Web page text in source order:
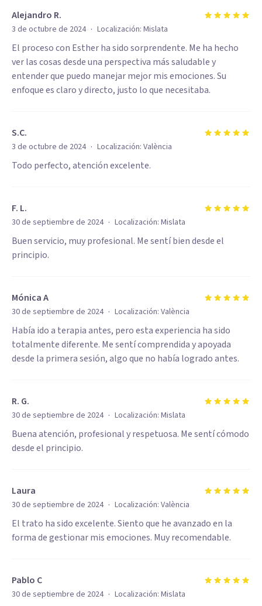
Alejandro R.
3 de octubre de 2024 · Localización: Mislata
El proceso con Esther ha sido sorprendente. Me ha hecho
ver las cosas desde una perspectiva más saludable y
entender que puedo manejar mejor mis emociones. Su
enfoque es claro y directo, justo lo que necesitaba.
S.C.
3 de octubre de 2024 · Localización: València
Todo perfecto, atención excelente.
F. L.
30 de septiembre de 2024 · Localización: Mislata
Buen servicio, muy profesional. Me sentí bien desde el
principio.
Mónica A
30 de septiembre de 2024 · Localización: València
Había ido a terapia antes, pero esta experiencia ha sido
totalmente diferente. Me sentí comprendida y apoyada
desde la primera sesión, algo que no había logrado antes.
R. G.
30 de septiembre de 2024 · Localización: Mislata
Buena atención, profesional y respetuosa. Me sentí cómodo
desde el principio.
Laura
30 de septiembre de 2024 · Localización: València
El trato ha sido excelente. Siento que he avanzado en la
forma de gestionar mis emociones. Muy recomendable.
Pablo C
30 de septiembre de 2024 · Localización: Mislata